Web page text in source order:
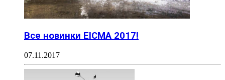
Все новинки EICMA 2017!
07.11.2017